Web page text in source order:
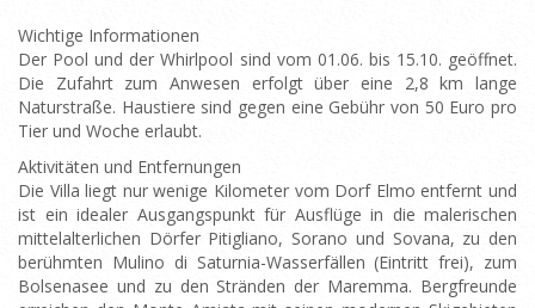
Wichtige Informationen
Der Pool und der Whirlpool sind vom 01.06. bis 15.10. geöffnet.
Die Zufahrt zum Anwesen erfolgt über eine 2,8 km lange
Naturstraße. Haustiere sind gegen eine Gebühr von 50 Euro pro
Tier und Woche erlaubt.
Aktivitäten und Entfernungen
Die Villa liegt nur wenige Kilometer vom Dorf Elmo entfernt und
ist ein idealer Ausgangspunkt für Ausflüge in die malerischen
mittelalterlichen Dörfer Pitigliano, Sorano und Sovana, zu den
berühmten Mulino di Saturnia-Wasserfällen (Eintritt frei), zum
Bolsenasee und zu den Stränden der Maremma. Bergfreunde